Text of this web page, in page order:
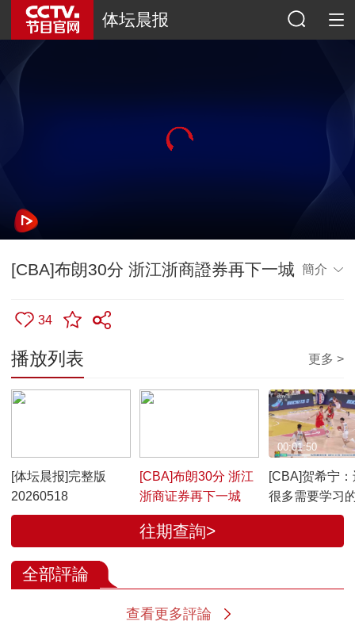
体坛晨报
[CBA]布朗30分 浙江浙商證券再下一城 簡介
34
播放列表 更多 >
[体坛晨报]完整版
20260518
[CBA]布朗30分 浙江
浙商证券再下一城
[CBA]贺希宁
很多需要学习
00:01:50
往期查詢>
全部評論
查看更多評論